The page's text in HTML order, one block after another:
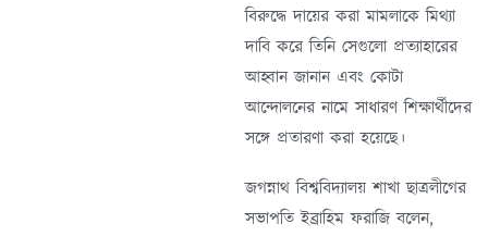
বিরুদ্ধে দায়ের করা মামলাকে মিথ্যা
দাবি করে তিনি সেগুলো প্রত্যাহারের
আহ্বান জানান এবং কোটা
আন্দোলনের নামে সাধারণ শিক্ষার্থীদের
সঙ্গে প্রতারণা করা হয়েছে।
জগন্নাথ বিশ্ববিদ্যালয় শাখা ছাত্রলীগের
সভাপতি ইব্রাহিম ফরাজি বলেন,